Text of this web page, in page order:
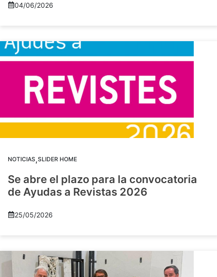
04/06/2026
NOTICIAS,SLIDER HOME
Se abre el plazo para la convocatoria
de Ayudas a Revistas 2026
25/05/2026